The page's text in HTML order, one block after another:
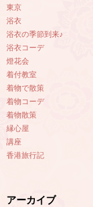
東京
浴衣
浴衣の季節到来♪
浴衣コーデ
燈花会
着付教室
着物で散策
着物コーデ
着物散策
縁心屋
講座
香港旅行記
アーカイブ